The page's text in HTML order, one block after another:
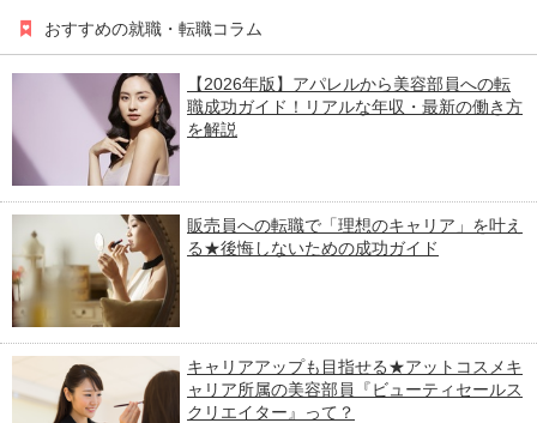
おすすめの就職・転職コラム
【2026年版】アパレルから美容部員への転
職成功ガイド！リアルな年収・最新の働き方
を解説
販売員への転職で「理想のキャリア」を叶え
る★後悔しないための成功ガイド
キャリアアップも目指せる★アットコスメキ
ャリア所属の美容部員『ビューティセールス
クリエイター』って？